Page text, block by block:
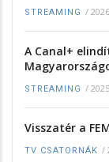
STREAMING /
A Canal+
STREAMING /
Visszatér a
TV CSATORNÁK /